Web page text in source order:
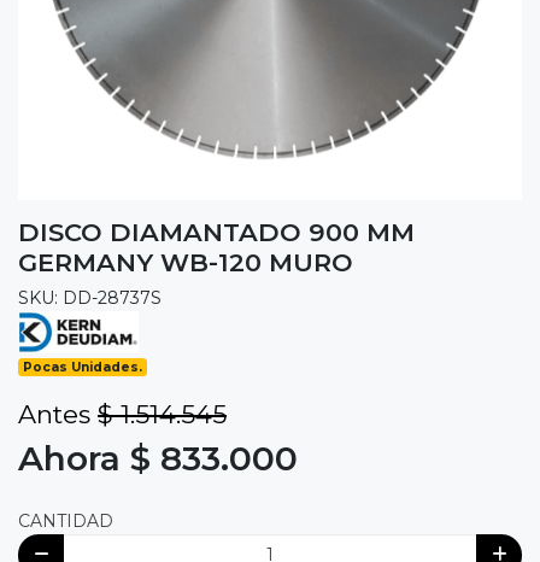
DISCO DIAMANTADO 900 MM
GERMANY WB-120 MURO
SKU: DD-28737S
Pocas Unidades.
Antes $ 1.514.545
Ahora $ 833.000
CANTIDAD